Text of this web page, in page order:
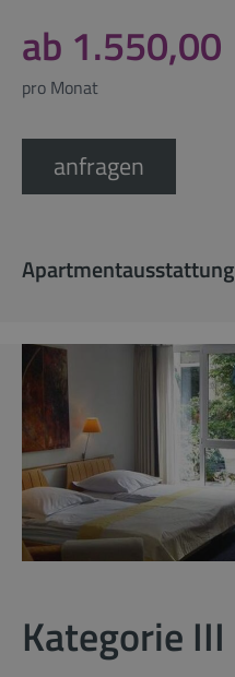
ab 1.550,00
pro Monat
anfragen
Apartmentausstattung
Kategorie III